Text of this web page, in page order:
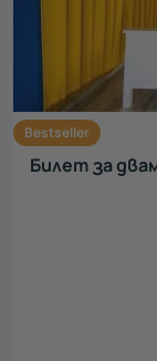
Bestseller
Билет за